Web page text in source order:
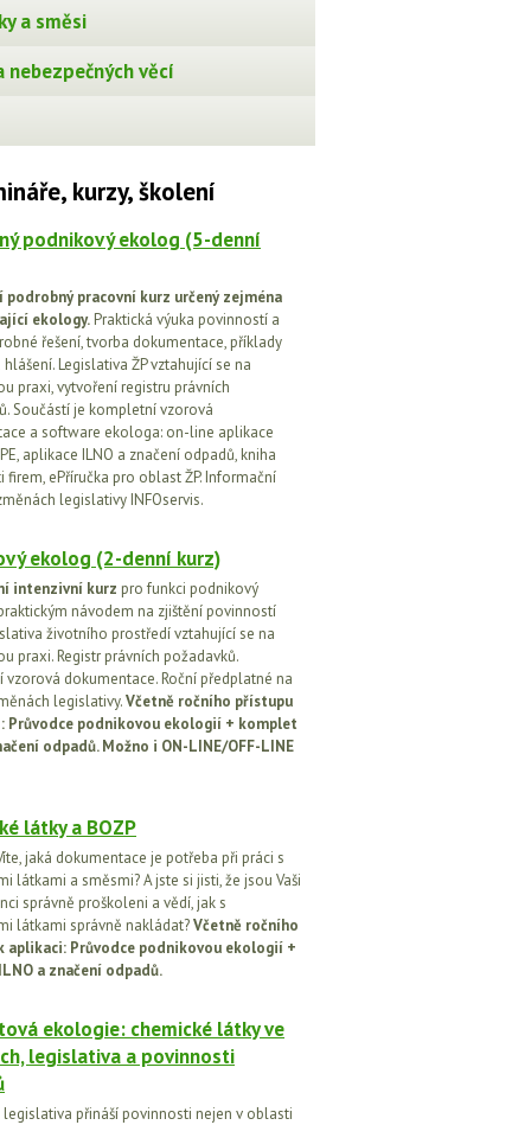
a směsi
nebezpečných věcí
kurzy, školení
podnikový ekolog (5-denní
pracovní kurz určený zejména
ekology. Praktická výuka povinností a
řešení, tvorba dokumentace, příklady
Legislativa ŽP vztahující se na
praxi, vytvoření registru právních
Součástí je kompletní vzorová
a software ekologa: on-line aplikace
aplikace ILNO a značení odpadů, kniha
firem, ePříručka pro oblast ŽP. Informační
legislativy INFOservis.
ekolog (2-denní kurz)
intenzivní kurz pro funkci podnikový
návodem na zjištění povinností
životního prostředí vztahující se na
praxi. Registr právních požadavků.
vzorová dokumentace. Roční předplatné na
legislativy.Včetně ročního přístupu
Průvodce podnikovou ekologií + komplet
odpadů. Možno i ON-LINE/OFF-LINE
látky a BOZP
jaká dokumentace je potřeba při práci s
látkami a směsmi? A jste si jisti, že jsou Vaši
správně proškoleni a vědí, jak s
látkami správně nakládat?Včetně ročního
aplikaci: Průvodce podnikovou ekologií +
a značení odpadů.
ekologie: chemické látky ve
legislativa a povinnosti
legislativa přináší povinnosti nejen v oblasti